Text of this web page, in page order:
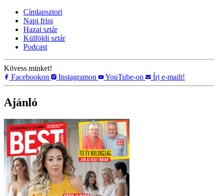
Címlapsztori
Napi friss
Hazai sztár
Külföldi sztár
Podcast
Kövess minket!
Facebookon
Instagramon YouTube-on Írj e-mailt!
Ajánló